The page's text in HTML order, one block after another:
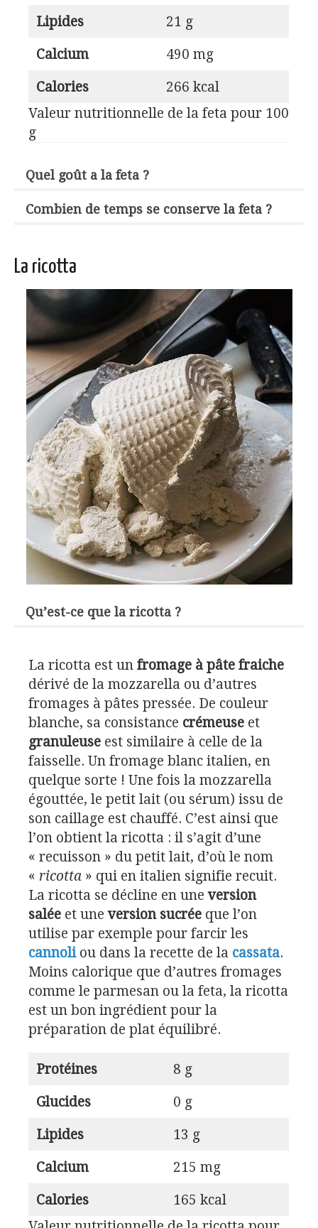
Lipides
21 g
Calcium
490 mg
Calories
266 kcal
Valeur nutritionnelle de la feta pour 100
g
Quel goût a la feta ?
Combien de temps se conserve la feta ?
La ricotta
Qu’est-ce que la ricotta ?
La ricotta est un fromage à pâte fraiche
dérivé de la mozzarella ou d’autres
fromages à pâtes pressée. De couleur
blanche, sa consistance crémeuse et
granuleuse est similaire à celle de la
faisselle. Un fromage blanc italien, en
quelque sorte ! Une fois la mozzarella
égouttée, le petit lait (ou sérum) issu de
son caillage est chauffé. C’est ainsi que
l’on obtient la ricotta : il s’agit d’une
« recuisson » du petit lait, d’où le nom
« ricotta » qui en italien signifie recuit.
La ricotta se décline en uneversion
salée et uneversion sucrée que l’on
utilise par exemple pour farcir les
cannoliou dans la recette de la cassata.
Moins calorique que d’autres fromages
comme le parmesan ou la feta, la ricotta
est un bon ingrédient pour la
préparation de plat équilibré.
Protéines
8 g
Glucides
0 g
Lipides
13 g
Calcium
215 mg
Calories
165 kcal